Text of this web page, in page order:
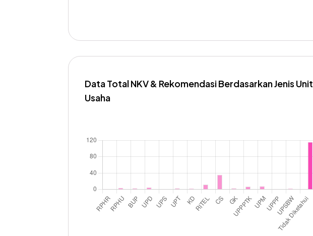
Data Total NKV & Rekomendasi Berdasarkan Jenis Unit
Usaha